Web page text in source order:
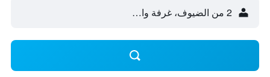
2 من الضيوف، غرفة واحدة